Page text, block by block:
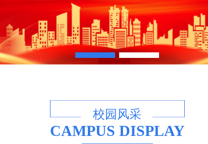
校园风采
CAMPUS DISPLAY